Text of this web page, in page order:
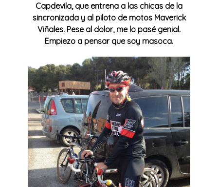
Capdevila, que entrena a las chicas de la
sincronizada y al piloto de motos Maverick
Viñales. Pese al dolor, me lo pasé genial.
Empiezo a pensar que soy masoca.